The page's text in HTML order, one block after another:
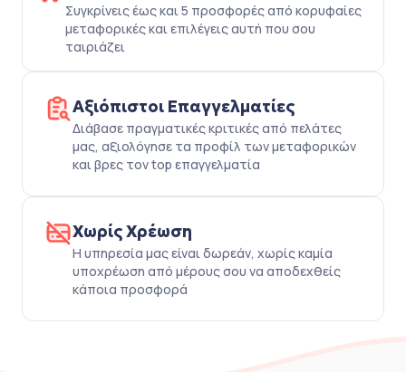
Συγκρίνεις έως και 5 προσφορές από κορυφαίες
μεταφορικές και επιλέγεις αυτή που σου
ταιριάζει
Αξιόπιστοι Επαγγελματίες
Διάβασε πραγματικές κριτικές από πελάτες
μας, αξιολόγησε τα προφίλ των μεταφορικών
και βρες τον top επαγγελματία
Χωρίς Χρέωση
Η υπηρεσία μας είναι δωρεάν, χωρίς καμία
υποχρέωση από μέρους σου να αποδεχθείς
κάποια προσφορά